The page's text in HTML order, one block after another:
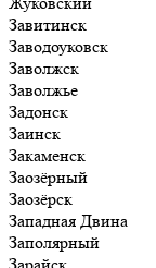
Завитинск
Заводоуковск
Заволжск
Заволжье
Задонск
Заинск
Закаменск
Заозёрный
Заозёрск
Западная Двина
Заполярный